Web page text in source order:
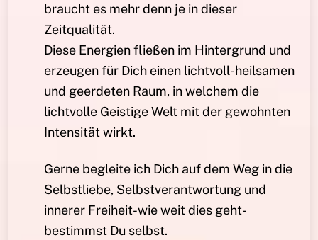
braucht es mehr denn je in dieser
Zeitqualität.
Diese Energien fließen im Hintergrund und
erzeugen für Dich einen lichtvoll-heilsamen
und geerdeten Raum, in welchem die
lichtvolle Geistige Welt mit der gewohnten
Intensität wirkt.
Gerne begleite ich Dich auf dem Weg in die
Selbstliebe, Selbstverantwortung und
innerer Freiheit-wie weit dies geht-
bestimmst Du selbst.